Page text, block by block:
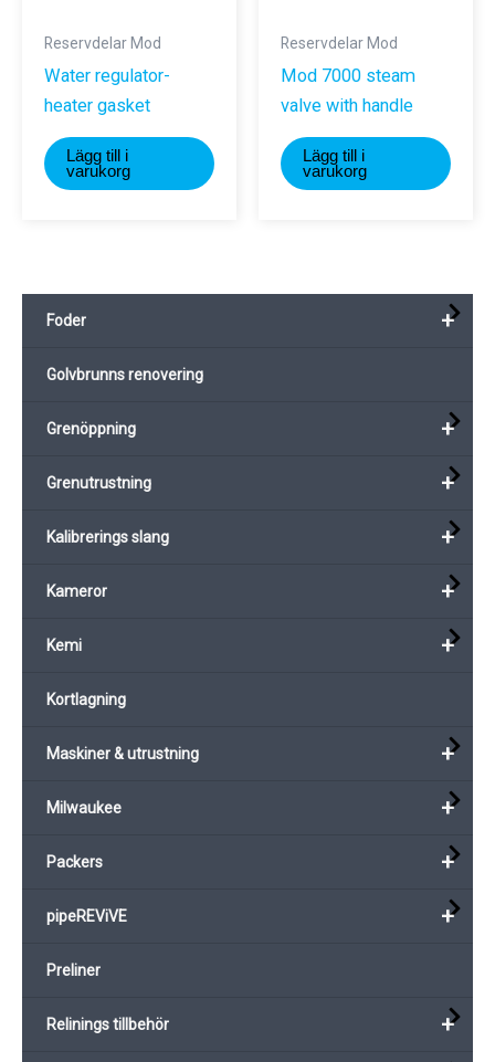
Reservdelar Mod
Water regulator-
heater gasket
Lägg till i
varukorg
Reservdelar Mod
Mod 7000 steam
valve with handle
Lägg till i
varukorg
+
Foder
Golvbrunns renovering
+
Grenöppning
+
Grenutrustning
+
Kalibrerings slang
+
Kameror
+
Kemi
Kortlagning
+
Maskiner & utrustning
+
Milwaukee
+
Packers
+
pipeREViVE
Preliner
+
Relinings tillbehör